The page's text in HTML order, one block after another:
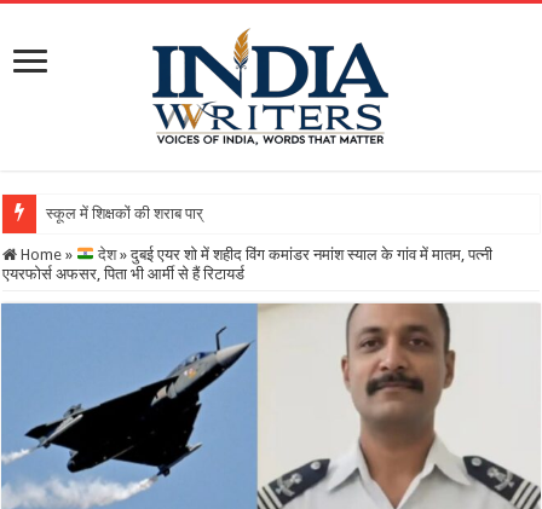
स्कूल में शिक्षकों की शराब पार्टी का वीडियो वायरल, DEO ने थ
Home » देश » दुबई एयर शो में शहीद विंग कमांडर नमांश स्याल के गांव में मातम, पत्नी
एयरफोर्स अफसर, पिता भी आर्मी से हैं रिटायर्ड